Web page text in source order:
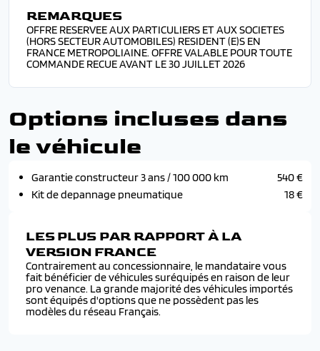
REMARQUES
OFFRE RESERVEE AUX PARTICULIERS ET AUX SOCIETES
(HORS SECTEUR AUTOMOBILES) RESIDENT (E)S EN
FRANCE METROPOLIAINE. OFFRE VALABLE POUR TOUTE
COMMANDE RECUE AVANT LE 30 JUILLET 2026
Options incluses dans
le véhicule
Garantie constructeur 3 ans / 100 000 km
540 €
Kit de depannage pneumatique
18 €
LES PLUS PAR RAPPORT À LA
VERSION FRANCE
Contrairement au concessionnaire, le mandataire vous
fait bénéficier de véhicules suréquipés en raison de leur
pro venance. La grande majorité des véhicules importés
sont équipés d'options que ne possèdent pas les
modèles du réseau Français.